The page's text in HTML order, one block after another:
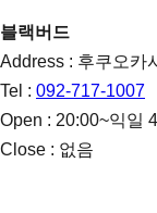
블랙버드
Address : 후쿠오카
Tel : 092-717-1007
Open : 20:00~익일
Close : 없음